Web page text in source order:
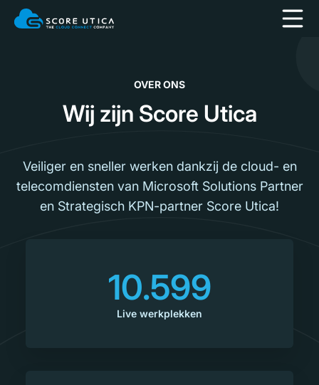
OVER ONS
Wij zijn Score Utica
Veiliger en sneller werken dankzij de cloud- en
telecomdiensten van Microsoft Solutions Partner
en Strategisch KPN-partner Score Utica!
10.599
Live werkplekken